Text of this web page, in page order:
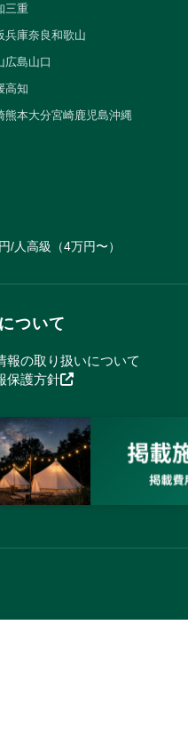
三重
兵庫奈良和歌山
広島山口
高知
熊本大分宮崎鹿児島沖縄
/人高級（4万円〜）
ついて
報の取り扱いについて
保護方針